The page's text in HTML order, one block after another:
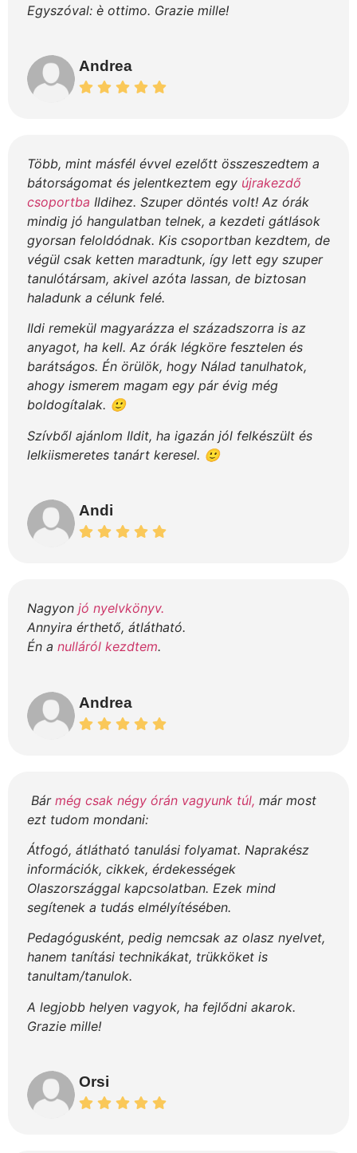
Egyszóval: è ottimo. Grazie mille!
Andrea
Több, mint másfél évvel ezelőtt összeszedtem a
bátorságomat és jelentkeztem egy újrakezdő
csoportba Ildihez. Szuper döntés volt! Az órák
mindig jó hangulatban telnek, a kezdeti gátlások
gyorsan feloldódnak. Kis csoportban kezdtem, de
végül csak ketten maradtunk, így lett egy szuper
tanulótársam, akivel azóta lassan, de biztosan
haladunk a célunk felé.
Ildi remekül magyarázza el századszorra is az
anyagot, ha kell. Az órák légköre fesztelen és
barátságos. Én örülök, hogy Nálad tanulhatok,
ahogy ismerem magam egy pár évig még
boldogítalak. 🙂
Szívből ajánlom Ildit, ha igazán jól felkészült és
lelkiismeretes tanárt keresel. 🙂
Andi
Nagyon jó nyelvkönyv.
Annyira érthető, átlátható.
Én a nulláról kezdtem.
Andrea
Bár még csak négy órán vagyunk túl, már most
ezt tudom mondani:
Átfogó, átlátható tanulási folyamat. Naprakész
információk, cikkek, érdekességek
Olaszországgal kapcsolatban. Ezek mind
segítenek a tudás elmélyítésében.
Pedagógusként, pedig nemcsak az olasz nyelvet,
hanem tanítási technikákat, trükköket is
tanultam/tanulok.
A legjobb helyen vagyok, ha fejlődni akarok.
Grazie mille!
Orsi